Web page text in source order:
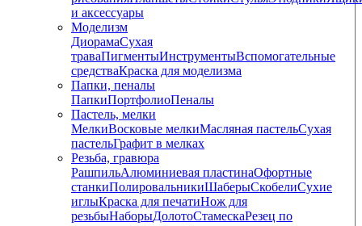
и аксессуары
Моделизм
ДиорамаСухая
траваПигментыИнструментыВспомогательные
средстваКраска для моделизма
Папки, пеналы
ПапкиПортфолиоПеналы
Пастель, мелки
МелкиВосковые мелкиМасляная пастельСухая
пастельГрафит в мелках
Резьба, гравюра
РашпильАлюминиевая пластинаОфортные
станкиПолировальникиШаберыСкобелиСухие
иглыКраска для печатиНож для
резьбыНаборыДолотоСтамескаРезец по